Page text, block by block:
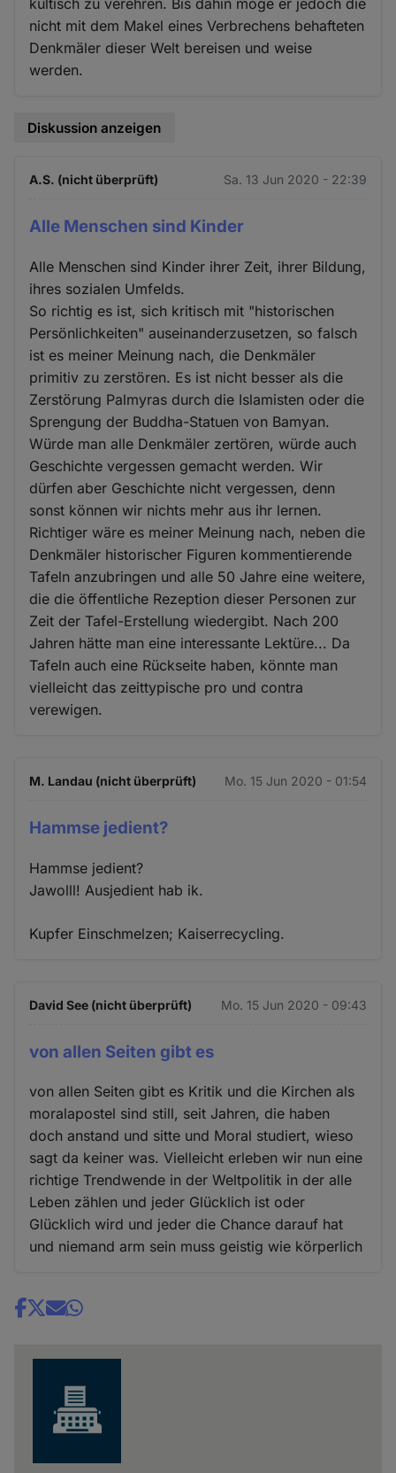
nicht mit dem Makel eines Verbrechens behafteten
Denkmäler dieser Welt bereisen und weise
werden.
Diskussion anzeigen
A.S. (nicht überprüft) Sa. 13 Jun 2020 - 22:39
Alle Menschen sind Kinder
Alle Menschen sind Kinder ihrer Zeit, ihrer Bildung,
ihres sozialen Umfelds.
So richtig es ist, sich kritisch mit "historischen
Persönlichkeiten" auseinanderzusetzen, so falsch
ist es meiner Meinung nach, die Denkmäler
primitiv zu zerstören. Es ist nicht besser als die
Zerstörung Palmyras durch die Islamisten oder die
Sprengung der Buddha-Statuen von Bamyan.
Würde man alle Denkmäler zertören, würde auch
Geschichte vergessen gemacht werden. Wir
dürfen aber Geschichte nicht vergessen, denn
sonst können wir nichts mehr aus ihr lernen.
Richtiger wäre es meiner Meinung nach, neben die
Denkmäler historischer Figuren kommentierende
Tafeln anzubringen und alle 50 Jahre eine weitere,
die die öffentliche Rezeption dieser Personen zur
Zeit der Tafel-Erstellung wiedergibt. Nach 200
Jahren hätte man eine interessante Lektüre... Da
Tafeln auch eine Rückseite haben, könnte man
vielleicht das zeittypische pro und contra
verewigen.
M. Landau (nicht überprüft) Mo. 15 Jun 2020 - 01:54
Hammse jedient?
Hammse jedient?
Jawolll! Ausjedient hab ik.
Kupfer Einschmelzen; Kaiserrecycling.
David See (nicht überprüft) Mo. 15 Jun 2020 - 09:43
von allen Seiten gibt es
von allen Seiten gibt es Kritik und die Kirchen als
moralapostel sind still, seit Jahren, die haben
doch anstand und sitte und Moral studiert, wieso
sagt da keiner was. Vielleicht erleben wir nun eine
richtige Trendwende in der Weltpolitik in der alle
Leben zählen und jeder Glücklich ist oder
Glücklich wird und jeder die Chance darauf hat
und niemand arm sein muss geistig wie körperlich
Share